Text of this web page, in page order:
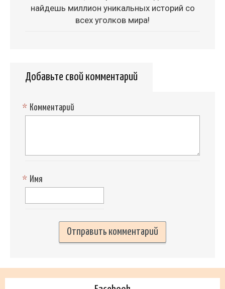
найдешь миллион уникальных историй со
всех уголков мира!
Добавьте свой комментарий
Комментарий
*
Имя
*